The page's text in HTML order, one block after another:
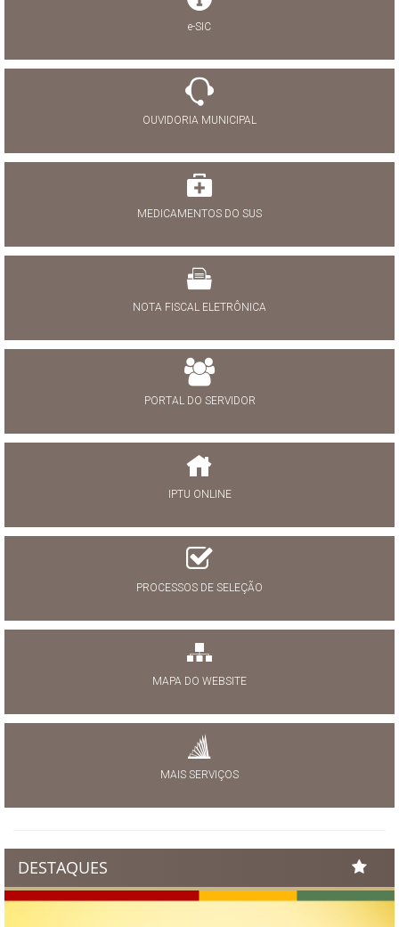
e-SIC
OUVIDORIA MUNICIPAL
MEDICAMENTOS DO SUS
NOTA FISCAL ELETRÔNICA
PORTAL DO SERVIDOR
IPTU ONLINE
PROCESSOS DE SELEÇÃO
MAPA DO WEBSITE
MAIS SERVIÇOS
DESTAQUES